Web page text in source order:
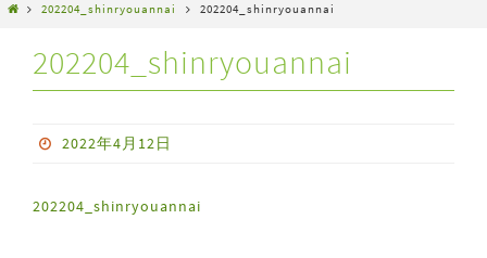
202204_shinryouannai 202204_shinryouannai
202204_shinryouannai
2022年4月12日
202204_shinryouannai